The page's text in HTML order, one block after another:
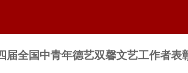
届全国中青年德艺双馨文艺工作者表